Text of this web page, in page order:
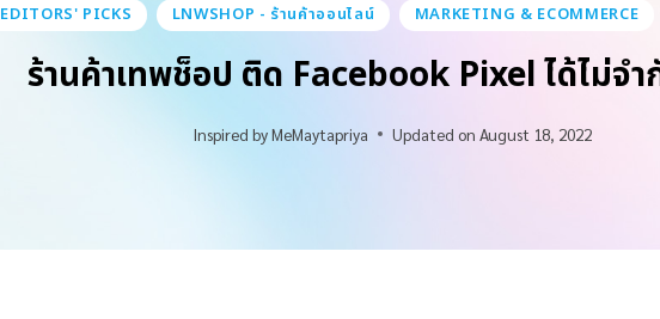
EDITORS' PICKS LNWSHOP - ร้านค้าออนไลน์ MARKETING & ECOMMERCE
ร้านค้าเทพช็อป ติด Facebook Pixel ได้ไม่จ
Inspired byMeMaytapriya Updated on August 18, 2022